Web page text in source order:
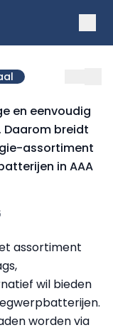
en eenvoudig
breidt
assortiment
in AAA
assortiment
wil bieden
worden via